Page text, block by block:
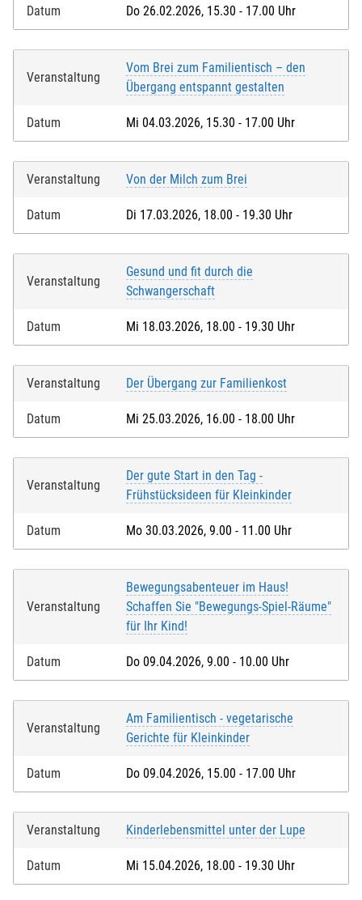
Datum Do 26.02.2026, 15.30 - 17.00 Uhr
Veranstaltung
Vom Brei zum Familientisch – den
Übergang entspannt gestalten
Datum Mi 04.03.2026, 15.30 - 17.00 Uhr
Veranstaltung Von der Milch zum Brei
Datum Di 17.03.2026, 18.00 - 19.30 Uhr
Veranstaltung
Gesund und fit durch die
Schwangerschaft
Datum Mi 18.03.2026, 18.00 - 19.30 Uhr
Veranstaltung Der Übergang zur Familienkost
Datum Mi 25.03.2026, 16.00 - 18.00 Uhr
Veranstaltung
Der gute Start in den Tag -
Frühstücksideen für Kleinkinder
Datum Mo 30.03.2026, 9.00 - 11.00 Uhr
Veranstaltung
Bewegungsabenteuer im Haus!
Schaffen Sie "Bewegungs-Spiel-Räume"
für Ihr Kind!
Datum Do 09.04.2026, 9.00 - 10.00 Uhr
Veranstaltung
Am Familientisch - vegetarische
Gerichte für Kleinkinder
Datum Do 09.04.2026, 15.00 - 17.00 Uhr
Veranstaltung Kinderlebensmittel unter der Lupe
Datum Mi 15.04.2026, 18.00 - 19.30 Uhr